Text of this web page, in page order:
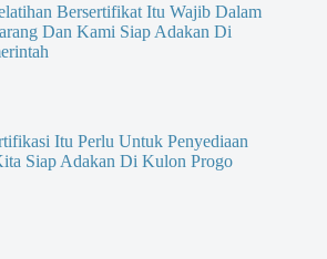
Bersertifikat Itu Wajib Dalam
Dan Kami Siap Adakan Di
Itu Perlu Untuk Penyediaan
Siap Adakan Di Kulon Progo